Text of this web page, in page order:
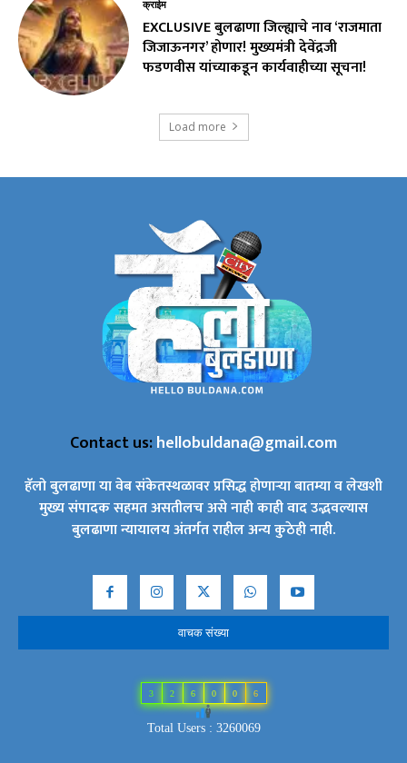
क्राईम
EXCLUSIVE बुलढाणा जिल्ह्याचे नाव ‘राजमाता
जिजाऊनगर’ होणार! मुख्यमंत्री देवेंद्रजी
फडणवीस यांच्याकडून कार्यवाहीच्या सूचना!
Load more
Contact us:hellobuldana@gmail.com
हॅलो बुलढाणा या वेब संकेतस्थळावर प्रसिद्ध होणाऱ्या बातम्या व लेखशी
मुख्य संपादक सहमत असतीलच असे नाही काही वाद उद्भवल्यास
बुलढाणा न्यायालय अंतर्गत राहील अन्य कुठेही नाही.
वाचक संख्या
3 2 6 0 0 6
Total Users : 3260069